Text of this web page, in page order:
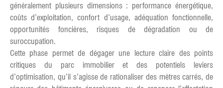
généralement plusieurs dimensions : performance énergétique,
coûts d’exploitation, confort d’usage, adéquation fonctionnelle,
opportunités foncières, risques de dégradation ou de
suroccupation.
Cette phase permet de dégager une lecture claire des points
critiques du parc immobilier et des potentiels leviers
d’optimisation, qu’il s’agisse de rationaliser des mètres carrés, de